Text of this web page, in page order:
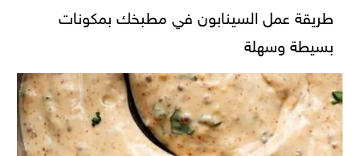
طريقة عمل السينابون في مطبخك بمكونات
بسيطة وسهلة